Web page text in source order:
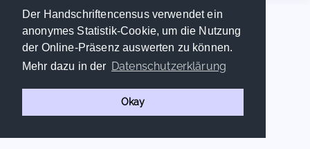
Der Handschriftencensus verwendet ein
anonymes Statistik-Cookie, um die Nutzung
der Online-Präsenz auswerten zu können.
Mehr dazu in der Datenschutzerklärung
Okay